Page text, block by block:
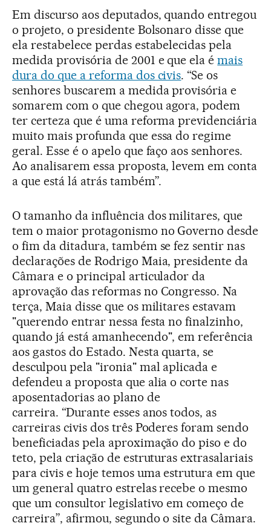
Em discurso aos deputados, quando entregou
o projeto, o presidente Bolsonaro disse que
ela restabelece perdas estabelecidas pela
medida provisória de 2001 e que ela émais
dura do que a reforma dos civis. “Se os
senhores buscarem a medida provisória e
somarem com o que chegou agora, podem
ter certeza que é uma reforma previdenciária
muito mais profunda que essa do regime
geral. Esse é o apelo que faço aos senhores.
Ao analisarem essa proposta, levem em conta
a que está lá atrás também”.
O tamanho da influência dos militares, que
tem o maior protagonismo no Governo desde
o fim da ditadura, também se fez sentir nas
declarações de Rodrigo Maia, presidente da
Câmara e o principal articulador da
aprovação das reformas no Congresso. Na
terça, Maia disse que os militares estavam
"querendo entrar nessa festa no finalzinho,
quando já está amanhecendo", em referência
aos gastos do Estado. Nesta quarta, se
desculpou pela "ironia" mal aplicada e
defendeu a proposta que alia o corte nas
aposentadorias ao plano de
carreira. “Durante esses anos todos, as
carreiras civis dos três Poderes foram sendo
beneficiadas pela aproximação do piso e do
teto, pela criação de estruturas extrasalariais
para civis e hoje temos uma estrutura em que
um general quatro estrelas recebe o mesmo
que um consultor legislativo em começo de
carreira”, afirmou, segundo o site da Câmara.